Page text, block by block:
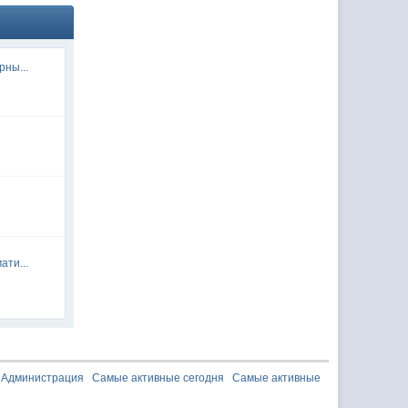
Администрация Самые активные сегодня Самые активные